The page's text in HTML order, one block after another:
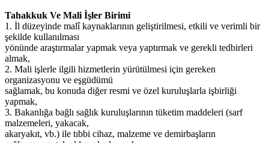
Tahakkuk Ve Mali İşler Birimi
1. İl düzeyinde malî kaynaklarının geliştirilmesi, etkili ve verimli bir
şekilde kullanılması
yönünde araştırmalar yapmak veya yaptırmak ve gerekli tedbirleri
almak,
2. Mali işlerle ilgili hizmetlerin yürütülmesi için gereken
organizasyonu ve eşgüdümü
sağlamak, bu konuda diğer resmi ve özel kuruluşlarla işbirliği
yapmak,
3. Bakanlığa bağlı sağlık kuruluşlarının tüketim maddeleri (sarf
malzemeleri, yakacak,
akaryakıt, vb.) ile tıbbi cihaz, malzeme ve demirbaşların